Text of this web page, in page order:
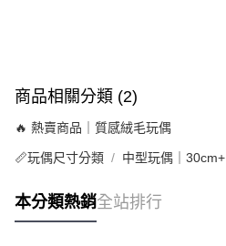
商品相關分類 (2)
🔥 熱賣商品｜質感絨毛玩偶
📏玩偶尺寸分類 中型玩偶｜30cm+
本分類熱銷全站排行